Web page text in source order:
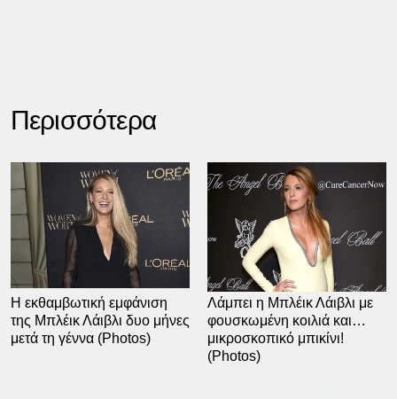
Περισσότερα
17.11.2016
Η εκθαμβωτική εμφάνιση
της Μπλέικ Λάιβλι δυο μήνες
μετά τη γέννα (Photos)
04.07.2016 07:40
Λάμπει η Μπλέικ Λάιβλι με
φουσκωμένη κοιλιά και…
μικροσκοπικό μπικίνι!
(Photos)